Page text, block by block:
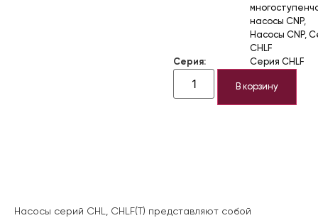
насосы CNP,
Насосы CNP,
CHLF
Серия:
Серия CHLF
В корзину
Насосы серий CHL, CHLF(T) представляют собой